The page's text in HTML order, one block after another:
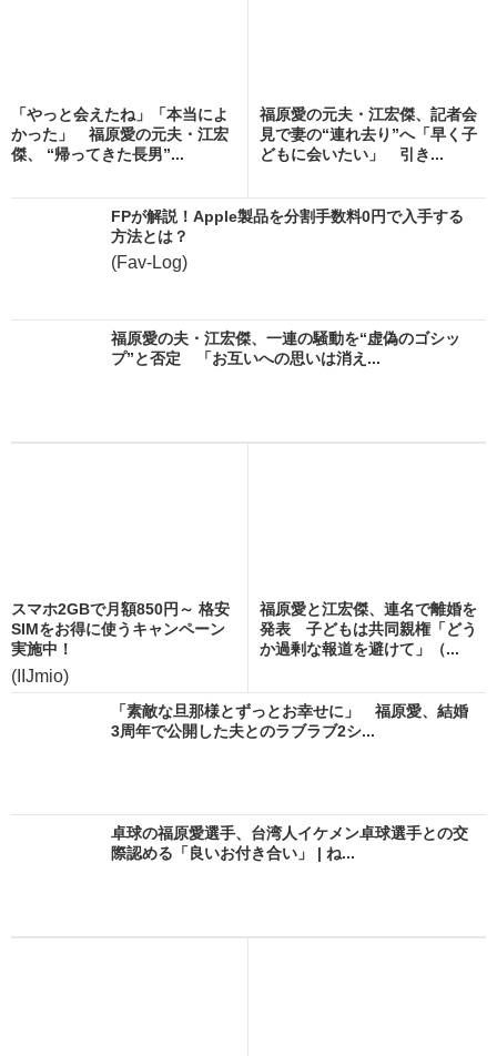
「やっと会えたね」「本当によ
かった」 福原愛の元夫・江宏
傑、 “帰ってきた長男”...
福原愛の元夫・江宏傑、記者会
見で妻の“連れ去り”へ「早く子
どもに会いたい」 引き...
FPが解説！Apple製品を分割手数料0円で入手する
方法とは？
(Fav-Log)
福原愛の夫・江宏傑、一連の騒動を“虚偽のゴシッ
プ”と否定 「お互いへの思いは消え...
スマホ2GBで月額850円～ 格安
SIMをお得に使うキャンペーン
実施中！
(IIJmio)
福原愛と江宏傑、連名で離婚を
発表 子どもは共同親権「どう
か過剰な報道を避けて」（...
「素敵な旦那様とずっとお幸せに」 福原愛、結婚
3周年で公開した夫とのラブラブ2シ...
卓球の福原愛選手、台湾人イケメン卓球選手との交
際認める「良いお付き合い」 | ね...